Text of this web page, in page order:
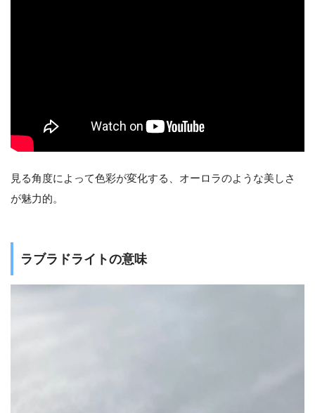
見る角度によって色彩が変化する、オーロラのような美しさ
が魅力的。
ラブラドライトの意味